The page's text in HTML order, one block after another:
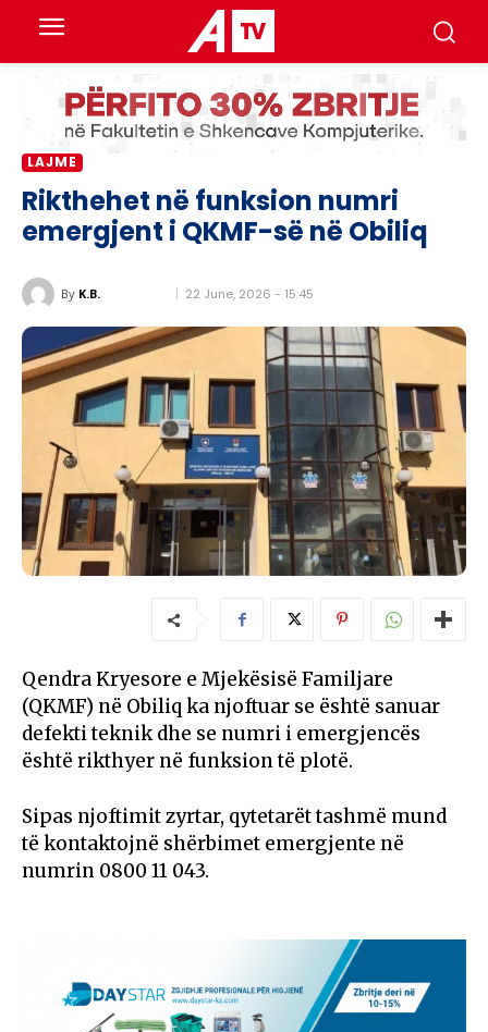
LAJME
Rikthehet në funksion numri
emergjent i QKMF-së në Obiliq
By K.B. 22 June, 2026 - 15:45
Qendra Kryesore e Mjekësisë Familjare
(QKMF) në Obiliq ka njoftuar se është sanuar
defekti teknik dhe se numri i emergjencës
është rikthyer në funksion të plotë.
Sipas njoftimit zyrtar, qytetarët tashmë mund
të kontaktojnë shërbimet emergjente në
numrin 0800 11 043.